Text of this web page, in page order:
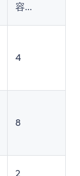
容...
4
8
2